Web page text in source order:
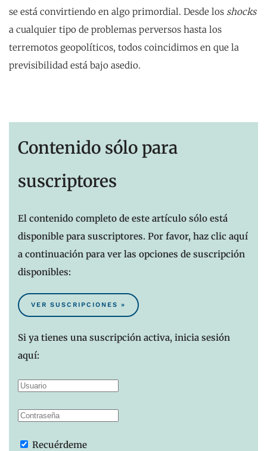
se está convirtiendo en algo primordial. Desde los shocks
a cualquier tipo de problemas perversos hasta los
terremotos geopolíticos, todos coincidimos en que la
previsibilidad está bajo asedio.
Contenido sólo para
suscriptores
El contenido completo de este artículo sólo está
disponible para suscriptores. Por favor, haz clic aquí
a continuación para ver las opciones de suscripción
disponibles:
VER SUSCRIPCIONES »
Si ya tienes una suscripción activa, inicia sesión
aquí:
Recuérdeme